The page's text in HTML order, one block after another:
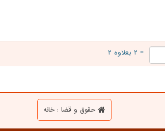
= ۲ بعلاوه ۲
حقوق و قضا : خانه